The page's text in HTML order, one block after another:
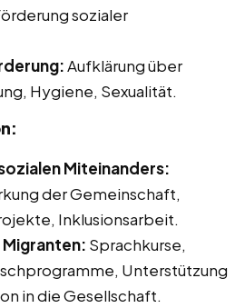
sozialer
Aufklärung über
Hygiene, Sexualität.
Miteinanders:
der Gemeinschaft,
Inklusionsarbeit.
Sprachkurse,
Unterstützung
in die Gesellschaft.